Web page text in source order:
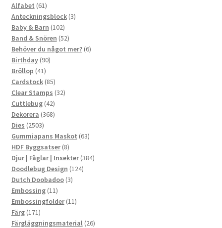
Alfabet 6161
produkter
Anteckningsblock 33
Baby & Barn 102102
produkter
Band & Snören 5252
produkter
Behöver du något mer? 66
Birthday 9090
Bröllop 4141
produkter
Cardstock 8585
produkter
Clear Stamps 3232
Cuttlebug 4242
produkter
Dekorera 368368
Dies 25032503
produkter
Gummiapans Maskot 6363
HDF Byggsatser 88
produkter
Djur | Fåglar | Insekter 384384
Doodlebug Design 124124
Dutch Doobadoo 33
Embossing 1111
produkter
Embossingfolder 1111
Färg 171171
produkter
Färgläggningsmaterial 2626